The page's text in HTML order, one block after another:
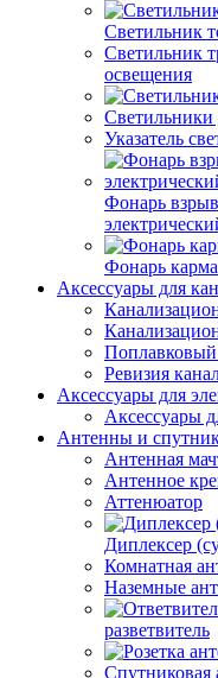
Светильник
Светильник
освещения
Светильники
Указатель
Фонарь
Фонарь
Аксессуары для
Поплавковый
Ревизия
Аксессуары для
Аксессуары
Антенны и
Антенная
Антенное
Аттенюатор
Диплексер
Комнатная
Наземные
разветвитель
Спутниковая